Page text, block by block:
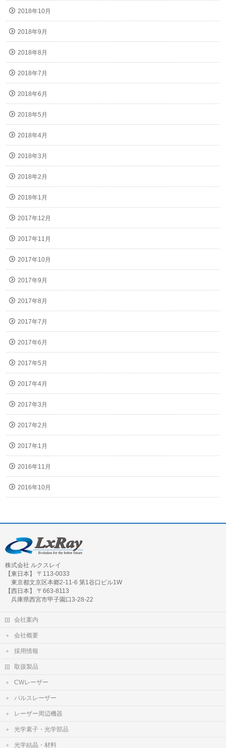
2018年10月
2018年9月
2018年8月
2018年7月
2018年6月
2018年5月
2018年4月
2018年3月
2018年2月
2018年1月
2017年12月
2017年11月
2017年10月
2017年9月
2017年8月
2017年7月
2017年6月
2017年5月
2017年4月
2017年3月
2017年2月
2017年1月
2016年11月
2016年10月
株式会社 ルクスレイ
【東日本】 〒113-0033
東京都文京区本郷2-11-6 第1谷口ビル1W
【西日本】 〒663-8113
兵庫県西宮市甲子園口3-28-22
会社案内
会社概要
採用情報
取扱製品
CWレーザー
パルスレーザー
レーザー周辺機器
光学素子・光学部品
光学結晶・材料